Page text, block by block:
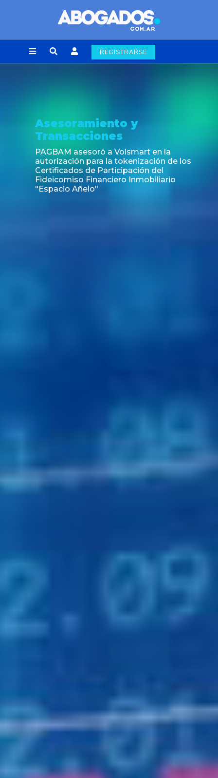
REGISTRARSE
Asesoramiento y
Transacciones
PAGBAM asesoró a Volsmart en la
autorización para la tokenización de los
Certificados de Participación del
Fideicomiso Financiero Inmobiliario
"Espacio Añelo"